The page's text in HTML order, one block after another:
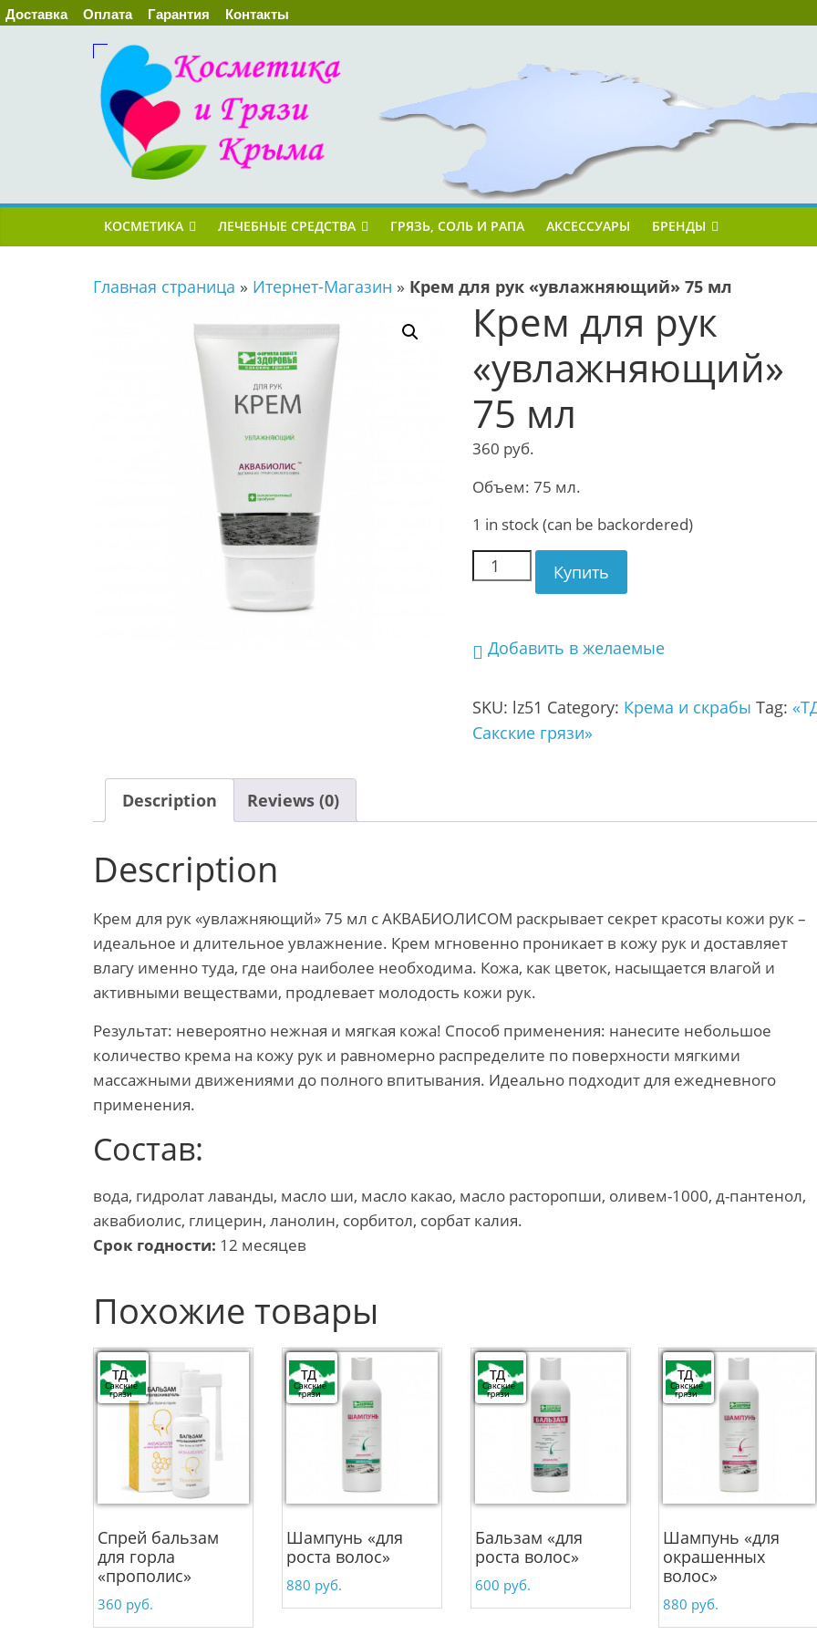
Доставка Оплата Гарантия Контакты
КОСМЕТИКА ЛЕЧЕБНЫЕ СРЕДСТВА ГРЯЗЬ, СОЛЬ И РАПА АКСЕССУАРЫ БРЕНДЫ
Главная страница » Итернет-Магазин » Крем для рук «увлажняющий» 75 мл
Крем для рук
«увлажняющий»
75 мл
360 руб.
Объем: 75 мл.
1 in stock (can be backordered)
Купить
Добавить в желаемые
SKU: lz51 Category: Крема и скрабы Tag:
Сакские грязи»
Description Reviews (0)
Description
Крем для рук «увлажняющий» 75 мл с АКВАБИОЛИСОМ раскрывает секрет красоты кожи рук –
идеальное и длительное увлажнение. Крем мгновенно проникает в кожу рук и доставляет
влагу именно туда, где она наиболее необходима. Кожа, как цветок, насыщается влагой и
активными веществами, продлевает молодость кожи рук.
Результат: невероятно нежная и мягкая кожа! Способ применения: нанесите небольшое
количество крема на кожу рук и равномерно распределите по поверхности мягкими
массажными движениями до полного впитывания. Идеально подходит для ежедневного
применения.
Состав:
вода, гидролат лаванды, масло ши, масло какао, масло расторопши, оливем-1000, д-пантенол,
аквабиолис, глицерин, ланолин, сорбитол, сорбат калия.
Срок годности: 12 месяцев
Похожие товары
Спрей бальзам
для горла
«прополис»
360 руб.
Шампунь «для
роста волос»
880 руб.
Бальзам «для
роста волос»
600 руб.
Шампунь «для
окрашенных
волос»
880 руб.